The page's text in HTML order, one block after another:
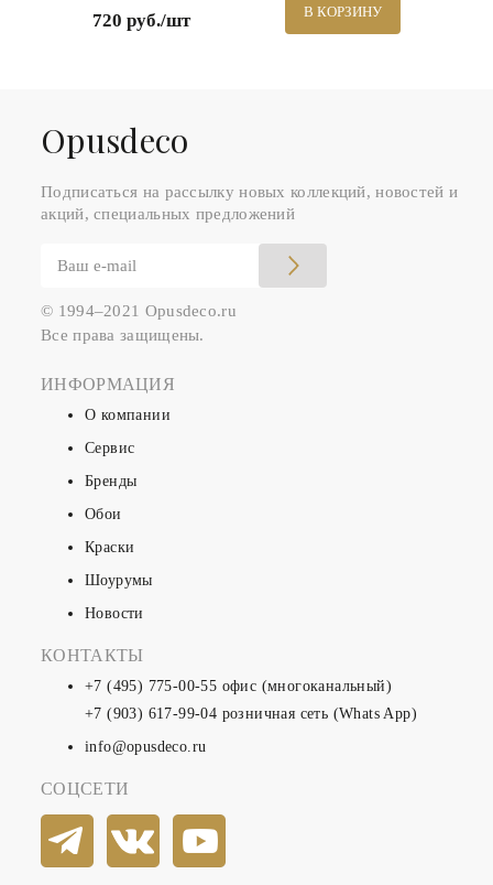
720 руб./шт В КОРЗИНУ
Оpusdeco
Подписаться на рассылку новых коллекций, новостей и
акций, специальных предложений
© 1994–2021 Opusdeco.ru
Все права защищены.
ИНФОРМАЦИЯ
О компании
Сервис
Бренды
Обои
Краски
Шоурумы
Новости
КОНТАКТЫ
+7 (495) 775-00-55 офис (многоканальный)
+7 (903) 617-99-04 розничная сеть (Whats App)
info@opusdeco.ru
СОЦСЕТИ